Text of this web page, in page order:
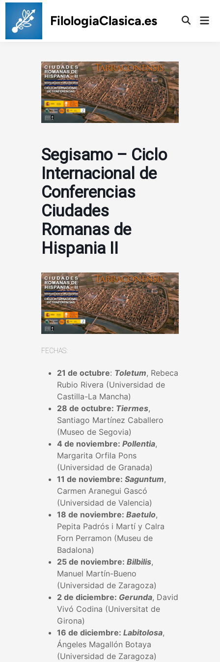
Saltar
contenido
FilologiaClasica.es
Segisamo – Ciclo
Internacional de
Conferencias
Ciudades
Romanas de
Hispania II
FECHAS:
21 de octubre: Toletum, Rebeca
Rubio Rivera (Universidad de
Castilla-La Mancha)
28 de octubre: Tiermes,
Santiago Martínez Caballero
(Museo de Segovia)
4 de noviembre: Pollentia,
Margarita Orfila Pons
(Universidad de Granada)
11 de noviembre: Saguntum,
Carmen Aranegui Gascó
(Universidad de Valencia)
18 de noviembre: Baetulo,
Pepita Padrós i Martí y Calra
Forn Perramon (Museu de
Badalona)
25 de noviembre: Bilbilis,
Manuel Martín-Bueno
(Universidad de Zaragoza)
2 de diciembre: Gerunda, David
Vivó Codina (Universitat de
Girona)
16 de diciembre: Labitolosa,
Ángeles Magallón Botaya
(Universidad de Zaragoza)